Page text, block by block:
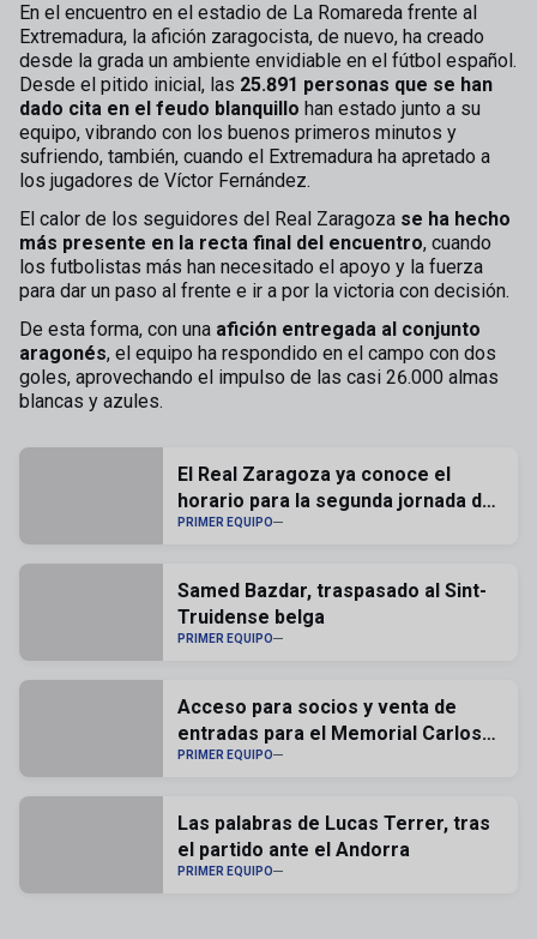
En el encuentro en el estadio de La Romareda frente al
Extremadura, la afición zaragocista, de nuevo, ha creado
desde la grada un ambiente envidiable en el fútbol español.
Desde el pitido inicial, las 25.891 personas que se han
dado cita en el feudo blanquillo han estado junto a su
equipo, vibrando con los buenos primeros minutos y
sufriendo, también, cuando el Extremadura ha apretado a
los jugadores de Víctor Fernández.
El calor de los seguidores del Real Zaragoza se ha hecho
más presente en la recta final del encuentro, cuando
los futbolistas más han necesitado el apoyo y la fuerza
para dar un paso al frente e ir a por la victoria con decisión.
De esta forma, con una afición entregada al conjunto
aragonés, el equipo ha respondido en el campo con dos
goles, aprovechando el impulso de las casi 26.000 almas
blancas y azules.
El Real Zaragoza ya conoce el
horario para la segunda jornada de
liga
PRIMER EQUIPO
Samed Bazdar, traspasado al Sint-
Truidense belga
PRIMER EQUIPO
Acceso para socios y venta de
entradas para el Memorial Carlos
Lapetra
PRIMER EQUIPO
Las palabras de Lucas Terrer, tras
el partido ante el Andorra
PRIMER EQUIPO